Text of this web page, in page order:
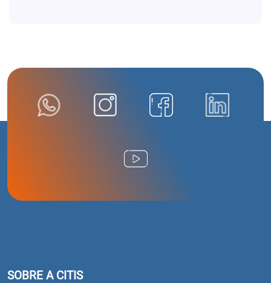
SOBRE A CITIS